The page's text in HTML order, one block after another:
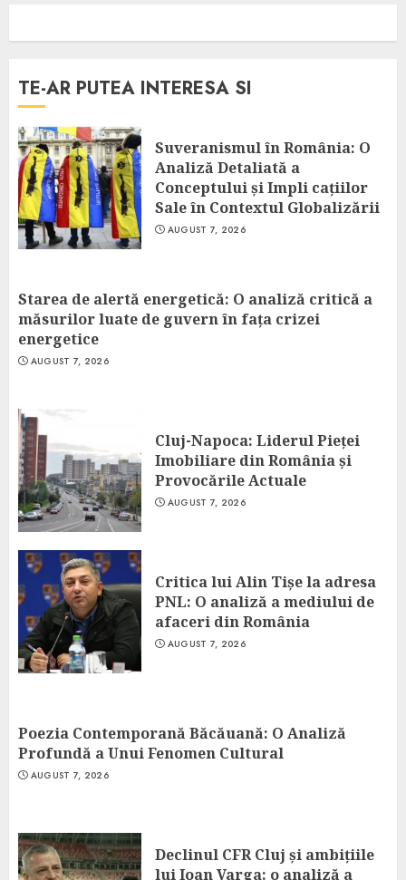
TE-AR PUTEA INTERESA SI
Suveranismul în România: O
Analiză Detaliată a
Conceptului și Impli cațiilor
Sale în Contextul Globalizării
AUGUST 7, 2026
Starea de alertă energetică: O analiză critică a
măsurilor luate de guvern în fața crizei
energetice
AUGUST 7, 2026
Cluj-Napoca: Liderul Pieței
Imobiliare din România și
Provocările Actuale
AUGUST 7, 2026
Critica lui Alin Tișe la adresa
PNL: O analiză a mediului de
afaceri din România
AUGUST 7, 2026
Poezia Contemporană Băcăuană: O Analiză
Profundă a Unui Fenomen Cultural
AUGUST 7, 2026
Declinul CFR Cluj și ambițiile
lui Ioan Varga: o analiză a